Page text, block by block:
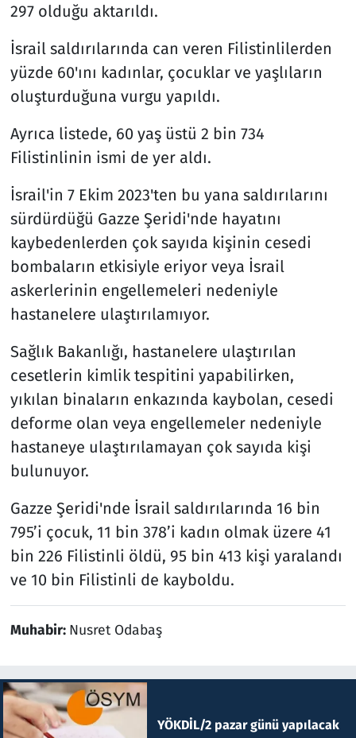
297 olduğu aktarıldı.
İsrail saldırılarında can veren Filistinlilerden
yüzde 60'ını kadınlar, çocuklar ve yaşlıların
oluşturduğuna vurgu yapıldı.
Ayrıca listede, 60 yaş üstü 2 bin 734
Filistinlinin ismi de yer aldı.
İsrail'in 7 Ekim 2023'ten bu yana saldırılarını
sürdürdüğü Gazze Şeridi'nde hayatını
kaybedenlerden çok sayıda kişinin cesedi
bombaların etkisiyle eriyor veya İsrail
askerlerinin engellemeleri nedeniyle
hastanelere ulaştırılamıyor.
Sağlık Bakanlığı, hastanelere ulaştırılan
cesetlerin kimlik tespitini yapabilirken,
yıkılan binaların enkazında kaybolan, cesedi
deforme olan veya engellemeler nedeniyle
hastaneye ulaştırılamayan çok sayıda kişi
bulunuyor.
Gazze Şeridi'nde İsrail saldırılarında 16 bin
795’i çocuk, 11 bin 378’i kadın olmak üzere 41
bin 226 Filistinli öldü, 95 bin 413 kişi yaralandı
ve 10 bin Filistinli de kayboldu.
Muhabir: Nusret Odabaş
YÖKDİL/2 pazar günü yapılacak